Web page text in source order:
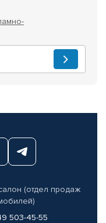
(отдел продаж
503-45-55